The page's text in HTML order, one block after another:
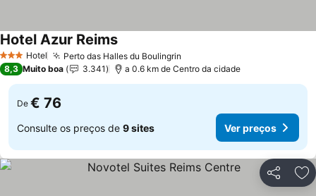
3 EstrelasHotel Perto das Halles du Boulingrin
Hotel Azur Reims
8,3 Muito boa 3.341 a 0.6 km de Centro da cidade
De € 76
Consulte os preços de 9 sites Ver preços
Partilhar